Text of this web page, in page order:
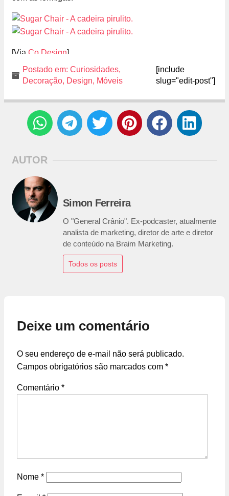
[Via Co.Design]
Postado em: Curiosidades,
Decoração, Design, Móveis
[include
slug="edit-post"]
AUTOR
Simon Ferreira
O "General Crânio". Ex-podcaster, atualmente
analista de marketing, diretor de arte e diretor
de conteúdo na Braim Marketing.
Todos os posts
Deixe um comentário
O seu endereço de e-mail não será publicado.
Campos obrigatórios são marcados com *
Comentário *
Nome *